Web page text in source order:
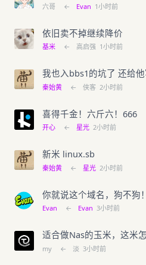
六哥 ← Evan 1小时前
依旧卖不掉继续降价
基米 ← 高启强 1小时前
我也入bbs1的坑了 还给
秦始黄 ← 侠客 2小时前
喜得千金！六斤六！666
开心 ← 星光 2小时前
新米 linux.sb
秦始黄 ← 星光 2小时前
你就说这个域名，狗不狗
Evan ← Evan 3小时前
适合做Nas的玉米，这米
my ← 淡 3小时前